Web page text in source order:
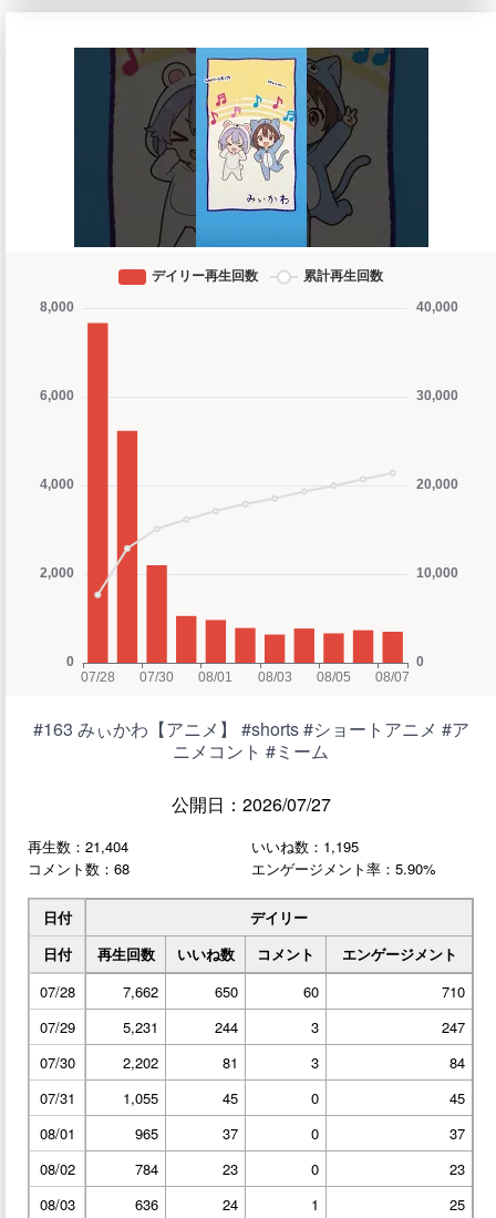
#163 みぃかわ【アニメ】 #shorts #ショートアニメ #ア
ニメコント #ミーム
公開日：2026/07/27
再生数：21,404
いいね数：1,195
コメント数：68
エンゲージメント率：5.90%
日付
デイリー
日付
再生回数 いいね数 コメント
エンゲージメント
07/28
7,662 650 60
710
07/29
5,231 244 3
247
07/30
2,202 81 3
84
07/31
1,055 45 0
45
08/01
965 37 0
37
08/02
784 23 0
23
08/03
636 24 1
25